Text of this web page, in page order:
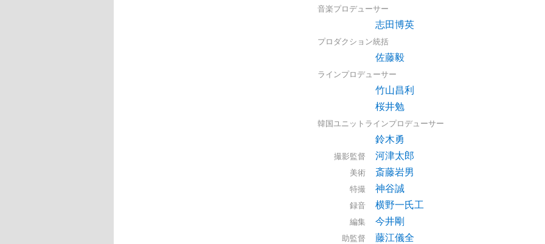
音楽プロデューサー
志田博英
プロダクション統括
佐藤毅
ラインプロデューサー
竹山昌利
桜井勉
韓国ユニットラインプロデューサー
鈴木勇
撮影監督 河津太郎
美術 斎藤岩男
特撮 神谷誠
録音 横野一氏工
編集 今井剛
助監督 藤江儀全